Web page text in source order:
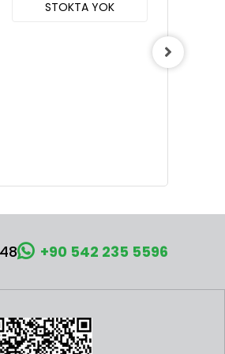
STOKTA YOK
+90 542 235 5596